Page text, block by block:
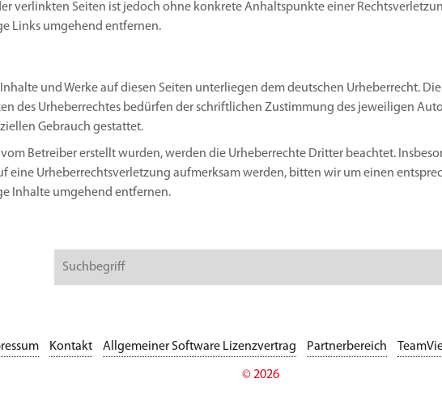
verlinkten Seiten ist jedoch ohne konkrete Anhaltspunkte einer
Links umgehend entfernen.
und Werke auf diesen Seiten unterliegen dem deutschen Urheberrecht.
des Urheberrechtes bedürfen der schriftlichen Zustimmung des jeweiligen
Gebrauch gestattet.
Betreiber erstellt wurden, werden die Urheberrechte Dritter beachtet.
eine Urheberrechtsverletzung aufmerksam werden, bitten wir um einen
Inhalte umgehend entfernen.
Kontakt Allgemeiner Software Lizenzvertrag Partnerbereich
© 2026